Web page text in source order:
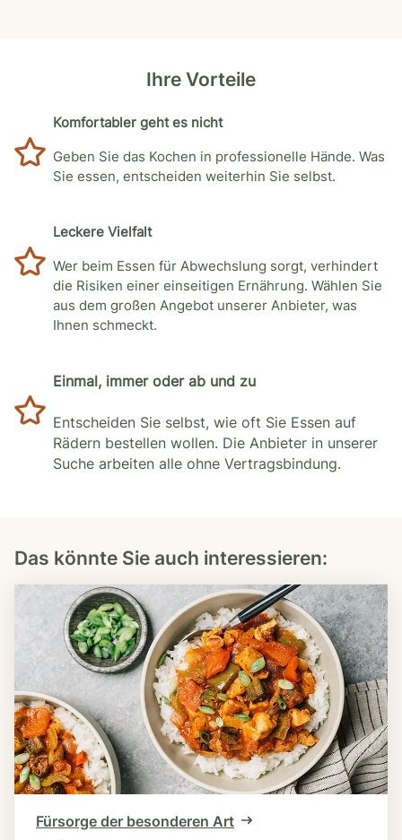
Ihre Vorteile
Komfortabler geht es nicht
Geben Sie das Kochen in professionelle Hände. Was
Sie essen, entscheiden weiterhin Sie selbst.
Leckere Vielfalt
Wer beim Essen für Abwechslung sorgt, verhindert
die Risiken einer einseitigen Ernährung. Wählen Sie
aus dem großen Angebot unserer Anbieter, was
Ihnen schmeckt.
Einmal, immer oder ab und zu
Entscheiden Sie selbst, wie oft Sie Essen auf
Rädern bestellen wollen. Die Anbieter in unserer
Suche arbeiten alle ohne Vertragsbindung.
Das könnte Sie auch interessieren:
Fürsorge der besonderen Art